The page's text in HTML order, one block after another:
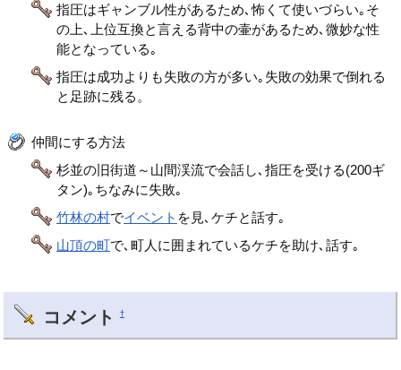
指圧はギャンブル性があるため､怖くて使いづらい｡そ
の上､上位互換と言える背中の壷があるため､微妙な性
能となっている｡
指圧は成功よりも失敗の方が多い｡失敗の効果で倒れる
と足跡に残る。
仲間にする方法
杉並の旧街道～山間渓流で会話し､指圧を受ける(200ギ
タン)｡ちなみに失敗｡
竹林の村でイベント を見､ケチと話す｡
山頂の町で､町人に囲まれているケチを助け､話す｡
コメント †